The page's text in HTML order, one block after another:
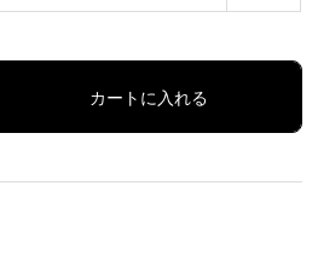
カートに入れる